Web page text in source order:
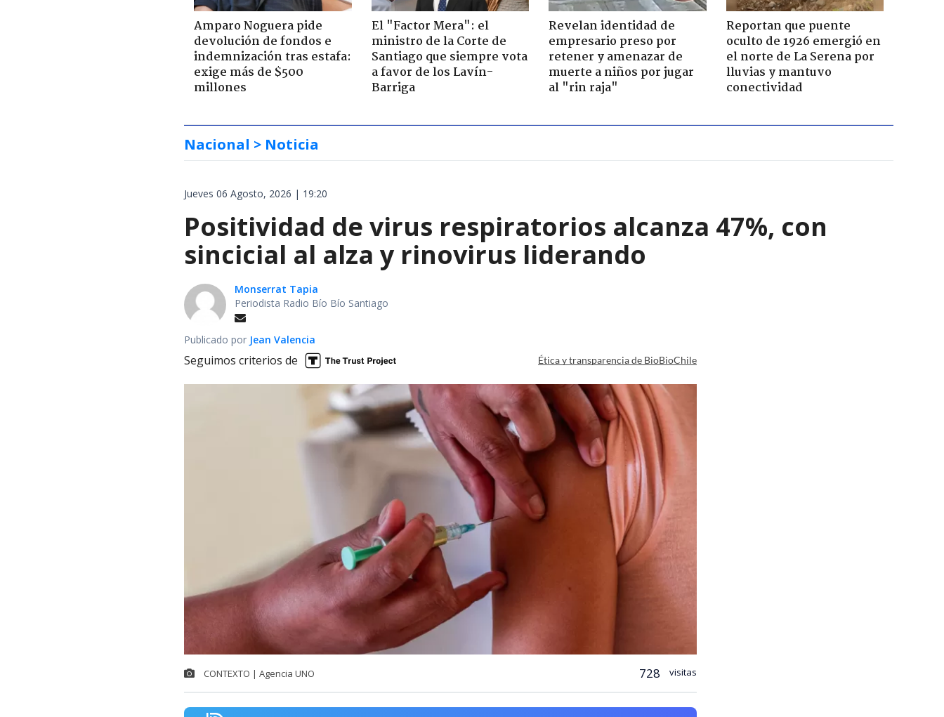
Amparo Noguera pide
devolución de fondos e
indemnización tras estafa:
exige más de $500
millones
El "Factor Mera": el
ministro de la Corte de
Santiago que siempre vota
a favor de los Lavín-
Barriga
Revelan identidad de
empresario preso por
retener y amenazar de
muerte a niños por jugar
al "rin raja"
Reportan que puente
oculto de 1926 emergió en
el norte de La Serena por
lluvias y mantuvo
conectividad
Nacional > Noticia
Jueves 06 Agosto, 2026 | 19:20
Positividad de virus respiratorios alcanza 47%, con
sincicial al alza y rinovirus liderando
Monserrat Tapia
Periodista Radio Bío Bío Santiago
Publicado por Jean Valencia
Seguimos criterios de Ética y transparencia de BioBioChile
CONTEXTO | Agencia UNO 728 visitas